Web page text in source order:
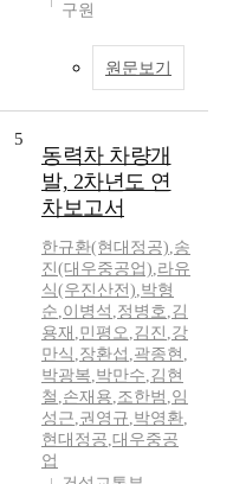
구원
원문보기
5
동력차 차량개
발, 2차년도 연
차보고서
한규환(현대정공),송
진(대우중공업),라유
식(우진산전),박형
순,이병석 ,정병호,김
용재 ,민평오,김진 ,강
만식 ,장환섭 ,곽종현 ,
박광복,박만수,김현
철 ,손재용,조한범 ,임
성근,권영규,박영환,
현대정공,대우중공
업